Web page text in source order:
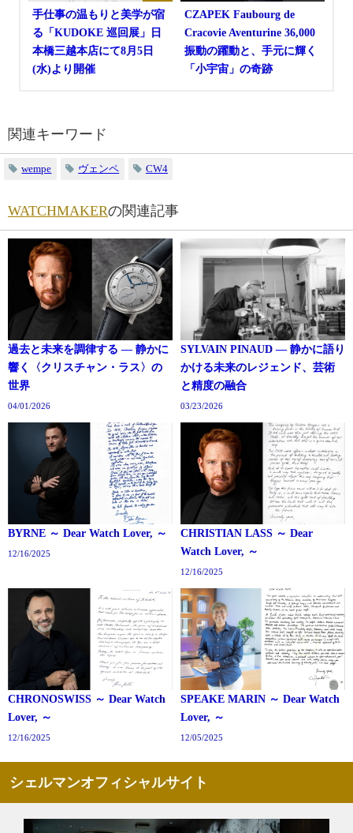
手仕事の温もりと美学が宿
る「KUDOKE 巡回展」日
本橋三越本店にて8月5日
(水)より開催
CZAPEK Faubourg de
Cracovie Aventurine 36,000
振動の躍動と、手元に輝く
「小宇宙」の奇跡
関連キーワード
wempe ヴェンペ CW4
WATCHMAKERの関連記事
過去と未来を調律する ― 静かに
響く〈クリスチャン・ラス〉の
世界
04/01/2026
SYLVAIN PINAUD ― 静かに語り
かける未来のレジェンド、芸術
と精度の融合
03/23/2026
BYRNE ～ Dear Watch Lover, ～
12/16/2025
CHRISTIAN LASS ～ Dear
Watch Lover, ～
12/16/2025
CHRONOSWISS ～ Dear Watch
Lover, ～
12/16/2025
SPEAKE MARIN ～ Dear Watch
Lover, ～
12/05/2025
シェルマンオフィシャルサイト